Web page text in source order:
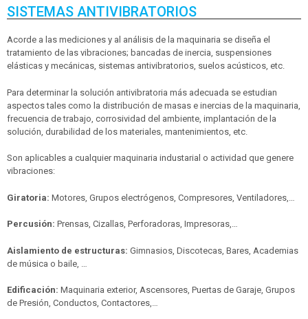
SISTEMAS ANTIVIBRATORIOS
Acorde a las mediciones y al análisis de la maquinaria se diseña el
tratamiento de las vibraciones; bancadas de inercia, suspensiones
elásticas y mecánicas, sistemas antivibratorios, suelos acústicos, etc.
Para determinar la solución antivibratoria más adecuada se estudian
aspectos tales como la distribución de masas e inercias de la maquinaria,
frecuencia de trabajo, corrosividad del ambiente, implantación de la
solución, durabilidad de los materiales, mantenimientos, etc.
Son aplicables a cualquier maquinaria industarial o actividad que genere
vibraciones:
Giratoria: Motores, Grupos electrógenos, Compresores, Ventiladores,…
Percusión: Prensas, Cizallas, Perforadoras, Impresoras,…
Aislamiento de estructuras: Gimnasios, Discotecas, Bares, Academias
de música o baile, …
Edificación: Maquinaria exterior, Ascensores, Puertas de Garaje, Grupos
de Presión, Conductos, Contactores,…